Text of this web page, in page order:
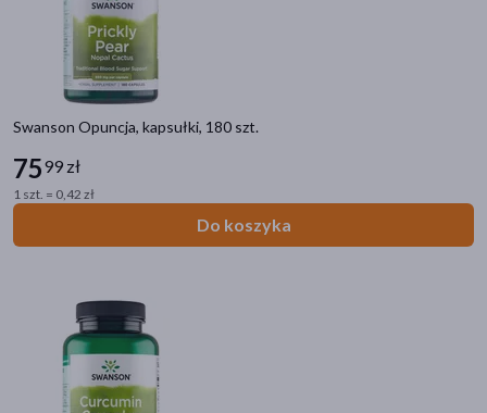
Swanson Opuncja, kapsułki, 180 szt.
7599 zł
1 szt. = 0,42 zł
Do koszyka
Marka
+Pharma
4Flex(5)
4Lacti(1)
Swanson(410)